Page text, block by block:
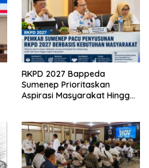
RKPD 2027 Bappeda
Sumenep Prioritaskan
Aspirasi Masyarakat Hingga